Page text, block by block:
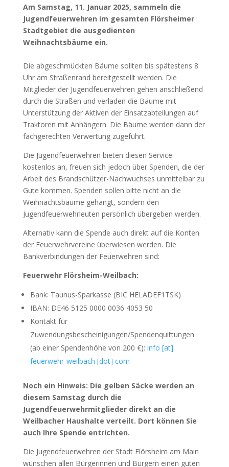
Am Samstag, 11. Januar 2025, sammeln die
Jugendfeuerwehren im gesamten Flörsheimer
Stadtgebiet die ausgedienten
Weihnachtsbäume ein.
Die abgeschmückten Bäume sollten bis spätestens 8
Uhr am Straßenrand bereitgestellt werden. Die
Mitglieder der Jugendfeuerwehren gehen anschließend
durch die Straßen und verladen die Bäume mit
Unterstützung der Aktiven der Einsatzabteilungen auf
Traktoren mit Anhängern. Die Bäume werden dann der
fachgerechten Verwertung zugeführt.
Die Jugendfeuerwehren bieten diesen Service
kostenlos an, freuen sich jedoch über Spenden, die der
Arbeit des Brandschützer-Nachwuchses unmittelbar zu
Gute kommen. Spenden sollen bitte nicht an die
Weihnachtsbäume gehängt, sondern den
Jugendfeuerwehrleuten persönlich übergeben werden.
Alternativ kann die Spende auch direkt auf die Konten
der Feuerwehrvereine überwiesen werden. Die
Bankverbindungen der Feuerwehren sind:
Feuerwehr Flörsheim-Weilbach:
Bank: Taunus-Sparkasse (BIC HELADEF1TSK)
IBAN: DE46 5125 0000 0036 4053 50
Kontakt für
Zuwendungsbescheinigungen/Spendenquittungen
(ab einer Spendenhöhe von 200 €): info [at]
feuerwehr-weilbach [dot] com
Noch ein Hinweis: Die gelben Säcke werden an
diesem Samstag durch die
Jugendfeuerwehrmitglieder direkt an die
Weilbacher Haushalte verteilt. Dort können Sie
auch Ihre Spende entrichten.
Die Jugendfeuerwehren der Stadt Flörsheim am Main
wünschen allen Bürgerinnen und Bürgern einen guten